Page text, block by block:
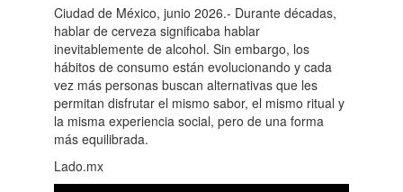
Ciudad de México, junio 2026.- Durante décadas,
hablar de cerveza significaba hablar
inevitablemente de alcohol. Sin embargo, los
hábitos de consumo están evolucionando y cada
vez más personas buscan alternativas que les
permitan disfrutar el mismo sabor, el mismo ritual y
la misma experiencia social, pero de una forma
más equilibrada.
Lado.mx